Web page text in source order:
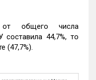
общего числа
44,7%, то
(47,7%).